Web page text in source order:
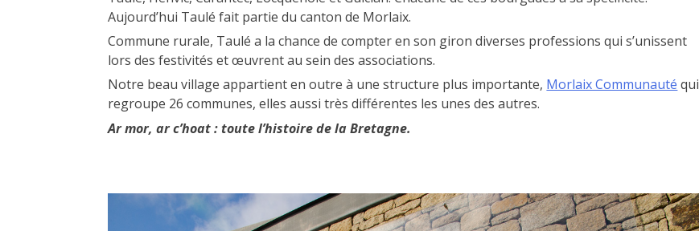
Aujourd’hui Taulé fait partie du canton de Morlaix.
Commune rurale, Taulé a la chance de compter en son giron diverses professions qui s’unissent
lors des festivités et œuvrent au sein des associations.
Notre beau village appartient en outre à une structure plus importante, Morlaix Communauté qui
regroupe 26 communes, elles aussi très différentes les unes des autres.
Ar mor, ar c’hoat : toute l’histoire de la Bretagne.